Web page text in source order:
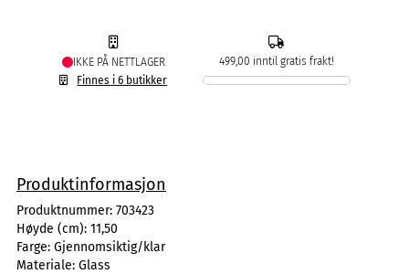
IKKE PÅ NETTLAGER
Finnes i 6 butikker
499,00 inntil gratis frakt!
Produktinformasjon
Produktnummer: 703423
Høyde (cm): 11,50
Farge: Gjennomsiktig/klar
Materiale: Glass